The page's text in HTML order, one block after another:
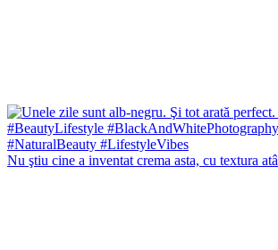
Nu ştiu cine a inventat crema asta, cu textura atâ